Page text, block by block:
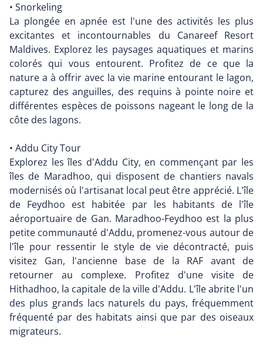
• Snorkeling
La plongée en apnée est l'une des activités les plus
excitantes et incontournables du Canareef Resort
Maldives. Explorez les paysages aquatiques et marins
colorés qui vous entourent. Profitez de ce que la
nature a à offrir avec la vie marine entourant le lagon,
capturez des anguilles, des requins à pointe noire et
différentes espèces de poissons nageant le long de la
côte des lagons.
• Addu City Tour
Explorez les îles d'Addu City, en commençant par les
îles de Maradhoo, qui disposent de chantiers navals
modernisés où l'artisanat local peut être apprécié. L'île
de Feydhoo est habitée par les habitants de l'île
aéroportuaire de Gan. Maradhoo-Feydhoo est la plus
petite communauté d'Addu, promenez-vous autour de
l'île pour ressentir le style de vie décontracté, puis
visitez Gan, l'ancienne base de la RAF avant de
retourner au complexe. Profitez d'une visite de
Hithadhoo, la capitale de la ville d'Addu. L'île abrite l'un
des plus grands lacs naturels du pays, fréquemment
fréquenté par des habitats ainsi que par des oiseaux
migrateurs.